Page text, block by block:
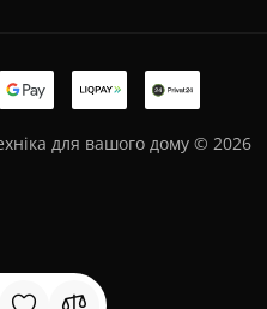
для вашого дому © 2026